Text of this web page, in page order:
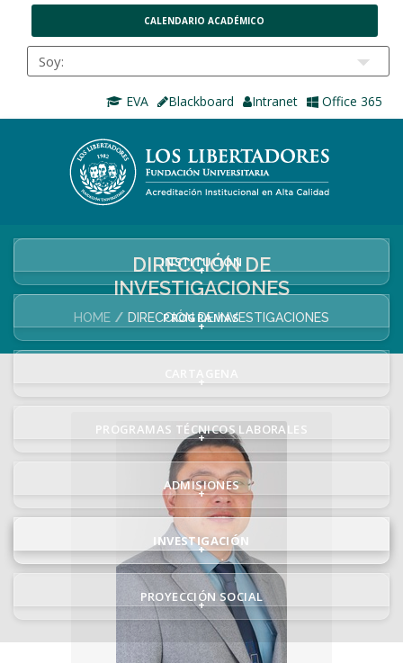
CALENDARIO ACADÉMICO
EVA Blackboard Intranet Office 365
INSTITUCIÓN
+
PROGRAMAS
+
+
PROGRAMAS TÉCNICOS LABORALES
+
ADMISIONES
+
INVESTIGACIÓN
+
PROYECCIÓN SOCIAL
+
DIRECCIÓN DE
INVESTIGACIONES
HOME DIRECCIÓN DE INVESTIGACIONES